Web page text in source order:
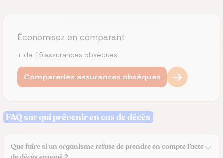
Économisez en comparant
+ de 15 assurances obsèques
Comparerles assurances obsèques
FAQ sur qui prévenir en cas de décès
Que faire si un organisme refuse de prendre en compte l’acte